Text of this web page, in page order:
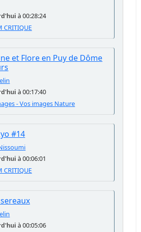
à 00:28:24
CRITIQUE
et Flore en Puy de Dôme
à 00:17:40
- Vos images Nature
#14
à 00:06:01
CRITIQUE
à 00:05:06